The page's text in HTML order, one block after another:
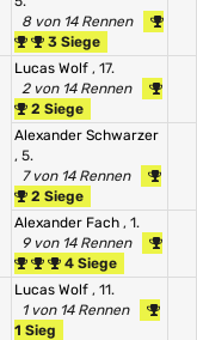
8 von 14 Rennen
3 Siege
Lucas Wolf , 17.
2 von 14 Rennen
2 Siege
Alexander Schwarzer
, 5.
7 von 14 Rennen
2 Siege
Alexander Fach , 1.
9 von 14 Rennen
4 Siege
Lucas Wolf , 11.
1 von 14 Rennen
1 Sieg